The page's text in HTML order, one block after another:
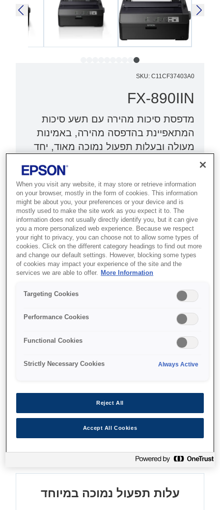
SKU: C11CF37403A0
FX-890IIN
מדפסת סיכות מהירה עם תשע סיכות
המתאפיינת בהדפסה מהירה, באמינות
מעולה ובעלות תפעול נמוכה מאוד, יחד
מדפסת סיכות עם חיבור לרשת
מהירויות הדפסה גבוהות במיוחד
אמינות יוצאת דופן
איפה לקנות
מהירויות הדפסה מהמובילות
בשוק
סבבי הדפסה מלאים של נפחים גבוהים במהירות
גבוהה יותר
עלות תפעול נמוכה במיוחד
When you visit any website, it may store or retrieve information
on your browser, mostly in the form of cookies. This information
might be about you, your preferences or your device and is
mostly used to make the site work as you expect it to. The
information does not usually directly identify you, but it can give
you a more personalized web experience. Because we respect
your right to privacy, you can choose not to allow some types of
cookies. Click on the different category headings to find out more
and change our default settings. However, blocking some types
of cookies may impact your experience of the site and the
services we are able to offer. More Information
Targeting Cookies
Performance Cookies
Functional Cookies
Strictly Necessary Cookies Always Active
Reject All
Accept All Cookies